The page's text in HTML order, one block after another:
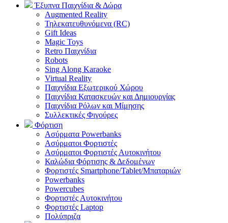
Έξυπνα Παιχνίδια & Δώρα
Augmented Reality
Τηλεκατευθυνόμενα (RC)
Gift Ideas
Magic Toys
Retro Παιχνίδια
Robots
Sing Along Karaoke
Virtual Reality
Παιχνίδια Εξωτερικού Χώρου
Παιχνίδια Κατασκευών και Δημιουργίας
Παιχνίδια Ρόλων και Μίμησης
Συλλεκτικές Φιγούρες
Φόρτιση
Ασύρματα Powerbanks
Aσύρματοι Φορτιστές
Ασύρματοι Φορτιστές Αυτοκινήτου
Καλώδια Φόρτισης & Δεδομένων
Φορτιστές Smartphone/Tablet/Μπαταριών
Powerbanks
Powercubes
Φορτιστές Αυτοκινήτου
Φορτιστές Laptop
Πολύπριζα